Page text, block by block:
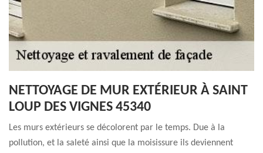
NETTOYAGE DE MUR EXTÉRIEUR À SAINT
LOUP DES VIGNES 45340
Les murs extérieurs se décolorent par le temps. Due à la
pollution, et la saleté ainsi que la moisissure ils deviennent